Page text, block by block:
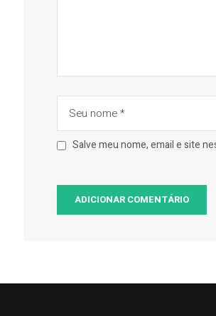
Salve meu nome, email e site